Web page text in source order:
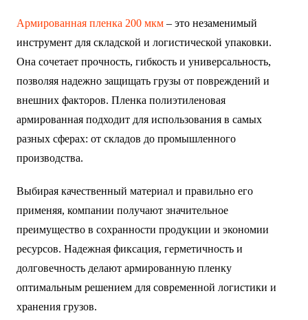
Армированная пленка 200 мкм– это незаменимый
инструмент для складской и логистической упаковки.
Она сочетает прочность, гибкость и универсальность,
позволяя надежно защищать грузы от повреждений и
внешних факторов. Пленка полиэтиленовая
армированная подходит для использования в самых
разных сферах: от складов до промышленного
производства.
Выбирая качественный материал и правильно его
применяя, компании получают значительное
преимущество в сохранности продукции и экономии
ресурсов. Надежная фиксация, герметичность и
долговечность делают армированную пленку
оптимальным решением для современной логистики и
хранения грузов.